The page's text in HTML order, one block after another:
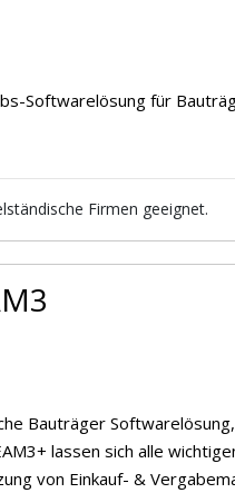
Softwarelösung für
Firmen geeignet.
Bauträger
lassen sich alle
von Einkauf- &